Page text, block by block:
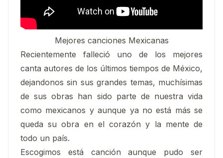
Mejores canciones Mexicanas
Recientemente falleció uno de los mejores
canta autores de los últimos tiempos de México,
dejandonos sin sus grandes temas, muchísimas
de sus obras han sido parte de nuestra vida
como mexicanos y aunque ya no está más se
queda su obra en el corazón y la mente de
todo un país.
Escogimos está canción aunque pudo ser